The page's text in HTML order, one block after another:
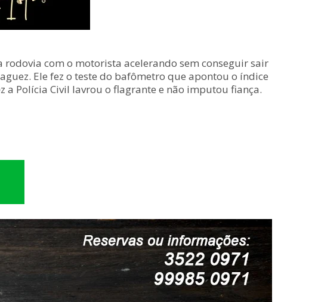
rodovia com o motorista acelerando sem conseguir sair
Ele fez o teste do bafômetro que apontou o índice
a Polícia Civil lavrou o flagrante e não imputou fiança.